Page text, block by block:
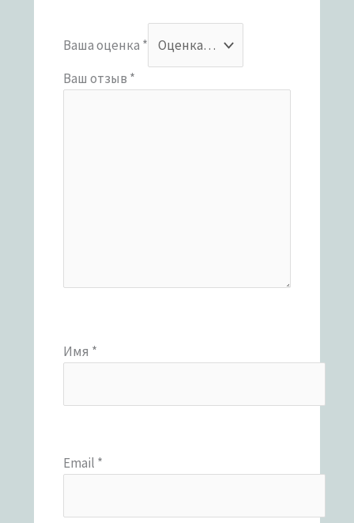
Ваша оценка *
Ваш отзыв *
Имя *
Email *